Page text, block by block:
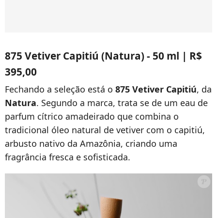
875 Vetiver Capitiú (Natura) - 50 ml | R$
395,00
Fechando a seleção está o 875 Vetiver Capitiú, da
Natura. Segundo a marca, trata se de um eau de
parfum cítrico amadeirado que combina o
tradicional óleo natural de vetiver com o capitiú,
arbusto nativo da Amazônia, criando uma
fragrância fresca e sofisticada.